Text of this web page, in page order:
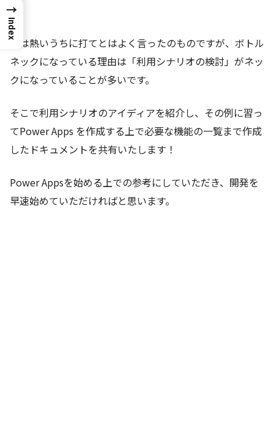
鉄は熱いうちに打てとはよく言ったのものですが、ボトル
ネックになっている理由は「利用シナリオの検討」がネッ
クになっていることが多いです。
そこで利用シナリオのアイディアを紹介し、その例に習っ
てPower Apps を作成する上で必要な機能の一覧まで作成
したドキュメントを共有いたします！
Power Appsを始める上での参考にしていただき、開発を
早速始めていただければと思います。
→
Index